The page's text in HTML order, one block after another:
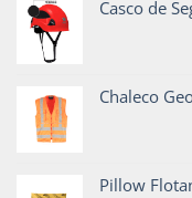
Casco de
Chaleco
Pillow Flotante,